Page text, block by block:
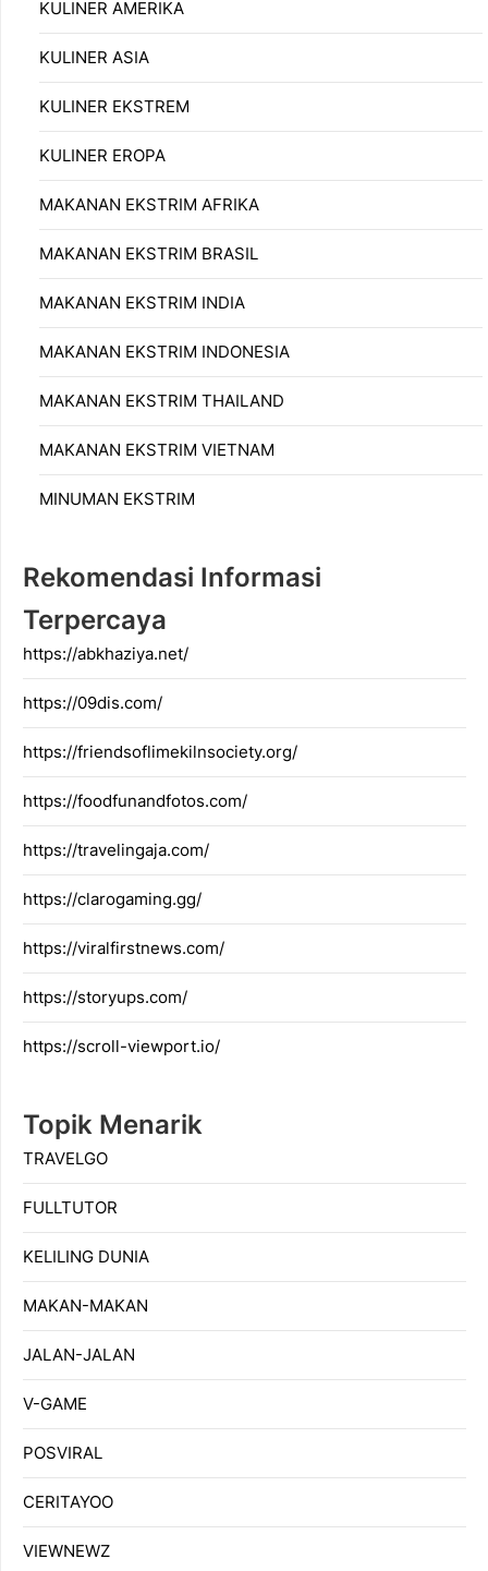
KULINER AMERIKA
KULINER ASIA
KULINER EKSTREM
KULINER EROPA
MAKANAN EKSTRIM AFRIKA
MAKANAN EKSTRIM BRASIL
MAKANAN EKSTRIM INDIA
MAKANAN EKSTRIM INDONESIA
MAKANAN EKSTRIM THAILAND
MAKANAN EKSTRIM VIETNAM
MINUMAN EKSTRIM
Rekomendasi Informasi
Terpercaya
https://abkhaziya.net/
https://09dis.com/
https://friendsoflimekilnsociety.org/
https://foodfunandfotos.com/
https://travelingaja.com/
https://clarogaming.gg/
https://viralfirstnews.com/
https://storyups.com/
https://scroll-viewport.io/
Topik Menarik
TRAVELGO
FULLTUTOR
KELILING DUNIA
MAKAN-MAKAN
JALAN-JALAN
V-GAME
POSVIRAL
CERITAYOO
VIEWNEWZ